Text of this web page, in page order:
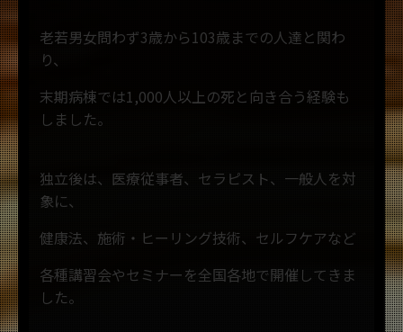
老若男女問わず3歳から103歳までの人達と関わ
り、
末期病棟では1,000人以上の死と向き合う経験も
しました。
独立後は、医療従事者、セラピスト、一般人を対
象に、
健康法、施術・ヒーリング技術、セルフケアなど
各種講習会やセミナーを全国各地で開催してきま
した。